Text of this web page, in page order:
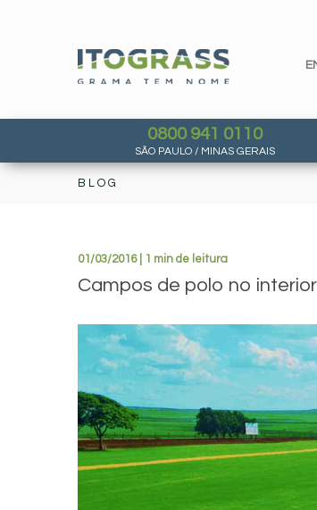
0800 941 0110
SÃO PAULO / MINAS GERAIS
BLOG
01/03/2016 | 1 min de leitura
Campos de polo no